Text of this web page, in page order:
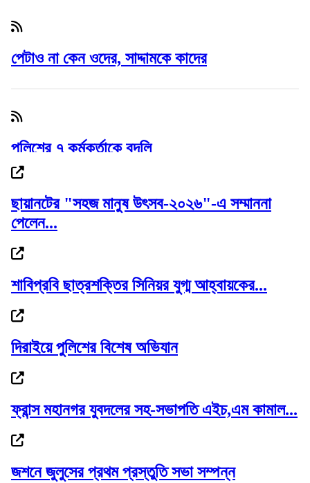
পেটাও না কেন ওদের, সাদ্দামকে কাদের
পুলিশের ৭ কর্মকর্তাকে বদলি
গোলাপগঞ্জে প্রাথমিক শিক্ষাবৃত্তি পাওয়া ৭...
দেড় মাসের মধ্যে সর্বোচ্চে স্বর্ণের দাম
বাণিজ্যমন্ত্রীর সঙ্গে অস্ট্রেলিয়ার...
ছায়ানটের "সহজ মানুষ উৎসব-২০২৬"-এ সম্মাননা
পেলেন...
শাবিপ্রবি ছাত্রশক্তির সিনিয়র যুগ্ম আহ্বায়কের...
দিরাইয়ে পুলিশের বিশেষ অভিযান
ফ্রান্স মহানগর যুবদলের সহ-সভাপতি এইচ,এম কামাল...
জশনে জুলুসের প্রথম প্রস্তুতি সভা সম্পন্ন